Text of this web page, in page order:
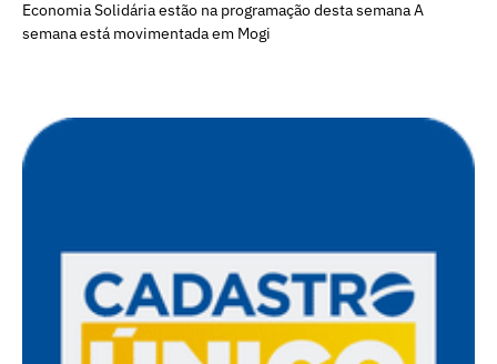
Economia Solidária estão na programação desta semana A
semana está movimentada em Mogi